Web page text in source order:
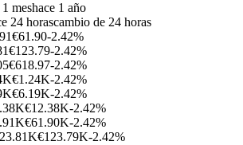
meshace 1 año
24 horascambio de 24 horas
€61.90-2.42%
€123.79-2.42%
€618.97-2.42%
€1.24K-2.42%
€6.19K-2.42%
€12.38K-2.42%
€61.90K-2.42%
€123.79K-2.42%